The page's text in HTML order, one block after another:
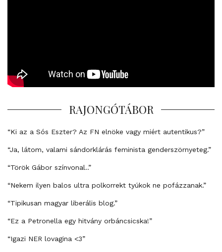
RAJONGÓTÁBOR
“Ki az a Sós Eszter? Az FN elnöke vagy miért autentikus?”
“Ja, látom, valami sándorklárás feminista genderszörnyeteg.”
“Török Gábor színvonal..”
“Nekem ilyen balos ultra polkorrekt tyúkok ne pofázzanak.”
“Tipikusan magyar liberális blog.”
“Ez a Petronella egy hitvány orbáncsicska!”
“Igazi NER lovagina <3”